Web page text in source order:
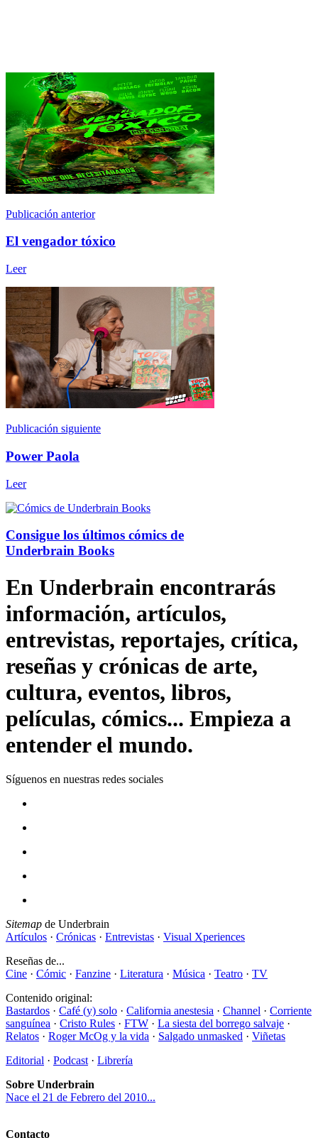
Publicación anterior
El vengador tóxico
Leer
Publicación siguiente
Power Paola
Leer
Consigue los últimos cómics de
Underbrain Books
En Underbrain encontrarás
información, artículos,
entrevistas, reportajes, crítica,
reseñas y crónicas de arte,
cultura, eventos, libros,
películas, cómics... Empieza a
entender el mundo.
Síguenos en nuestras redes sociales
Sitemap de Underbrain
Artículos · Crónicas · Entrevistas · Visual Xperiences
Reseñas de...
Cine · Cómic · Fanzine · Literatura · Música · Teatro · TV
Contenido original:
Bastardos · Café (y) solo · California anestesia · Channel · Corriente
sanguínea · Cristo Rules · FTW · La siesta del borrego salvaje ·
Relatos · Roger McOg y la vida · Salgado unmasked · Viñetas
Editorial · Podcast · Librería
Sobre Underbrain
Nace el 21 de Febrero del 2010...
Contacto